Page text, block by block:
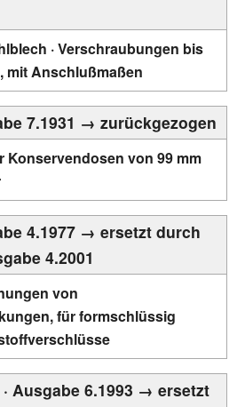
· Verschraubungen bis
mit Anschlußmaßen
7.1931 → zurückgezogen
Konservendosen von 99 mm
4.1977 → ersetzt durch
4.2001
von
für formschlüssig
· Ausgabe 6.1993 → ersetzt